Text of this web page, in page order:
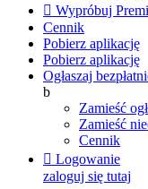
 Wypróbuj
Cennik
Pobierz aplikację
Pobierz aplikację
Ogłaszaj
b
Zamieść
Zamieść
Cennik
 Logowanie
zaloguj się tutaj